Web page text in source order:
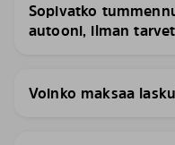
Sopivatko
autooni, ilman
Voinko maksaa